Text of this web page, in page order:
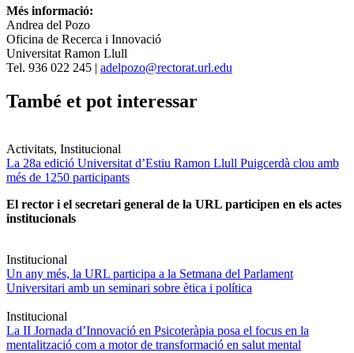
Més informació:
Andrea del Pozo
Oficina de Recerca i Innovació
Universitat Ramon Llull
Tel. 936 022 245 | adelpozo@rectorat.url.edu
També et pot interessar
Activitats, Institucional
La 28a edició Universitat d’Estiu Ramon Llull Puigcerdà clou amb
més de 1250 participants
El rector i el secretari general de la URL participen en els actes
institucionals
Institucional
Un any més, la URL participa a la Setmana del Parlament
Universitari amb un seminari sobre ètica i política
Institucional
La II Jornada d’Innovació en Psicoteràpia posa el focus en la
mentalització com a motor de transformació en salut mental